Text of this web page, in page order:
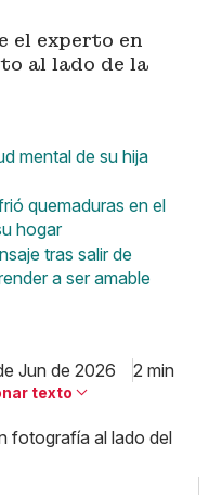
el experto en
al lado de la
mental de su hija
quemaduras en el
hogar
tras salir de
a ser amable
Jun de 2026 2 min
texto